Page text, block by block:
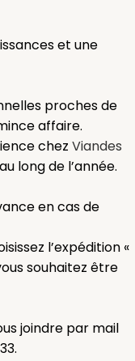
et une
proches de
affaire.
chez Viandes
long de l’année.⁠
en cas de
l’expédition⁠ «
souhaitez être⁠
joindre par mail⁠